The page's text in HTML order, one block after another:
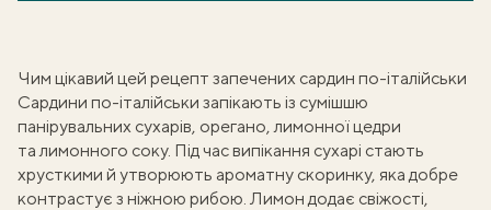
Чим цікавий цей рецепт запечених сардин по-італійськи
Сардини по-італійськи запікають із сумішшю
панірувальних сухарів, орегано, лимонної цедри
та лимонного соку. Під час випікання сухарі стають
хрусткими й утворюють ароматну скоринку, яка добре
контрастує з ніжною рибою. Лимон додає свіжості,